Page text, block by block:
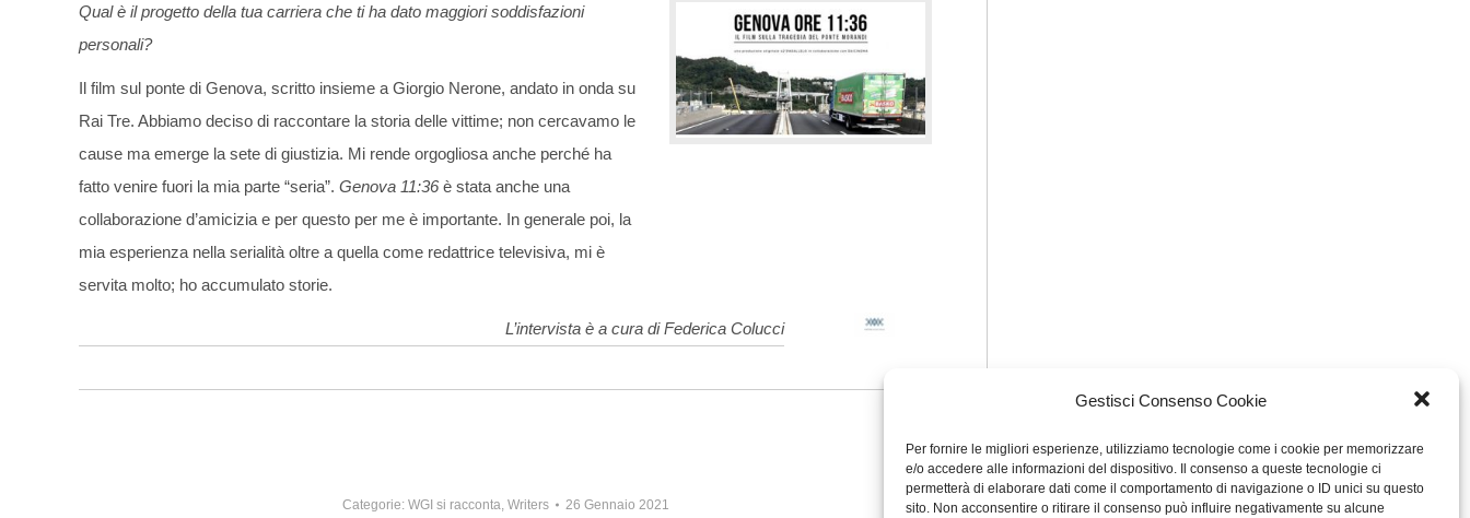
Gestisci Consenso Cookie
Per fornire le migliori esperienze, utilizziamo tecnologie come i cookie per memorizzare
e/o accedere alle informazioni del dispositivo. Il consenso a queste tecnologie ci
permetterà di elaborare dati come il comportamento di navigazione o ID unici su questo
sito. Non acconsentire o ritirare il consenso può influire negativamente su alcune
Qual è il progetto della tua carriera che ti ha dato maggiori soddisfazioni
personali?
Il film sul ponte di Genova, scritto insieme a Giorgio Nerone, andato in onda su
Rai Tre. Abbiamo deciso di raccontare la storia delle vittime; non cercavamo le
cause ma emerge la sete di giustizia. Mi rende orgogliosa anche perché ha
fatto venire fuori la mia parte “seria”. Genova 11:36è stata anche una
collaborazione d’amicizia e per questo per me è importante. In generale poi, la
mia esperienza nella serialità oltre a quella come redattrice televisiva, mi è
servita molto; ho accumulato storie.
L’intervista è a cura di Federica Colucci
Categorie: WGI si racconta, Writers 26 Gennaio 2021